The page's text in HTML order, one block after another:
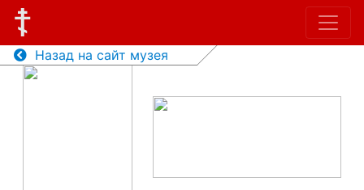
Назад на сайт музея